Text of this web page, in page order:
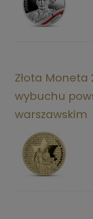
Złota Moneta
wybuchu
warszawskim